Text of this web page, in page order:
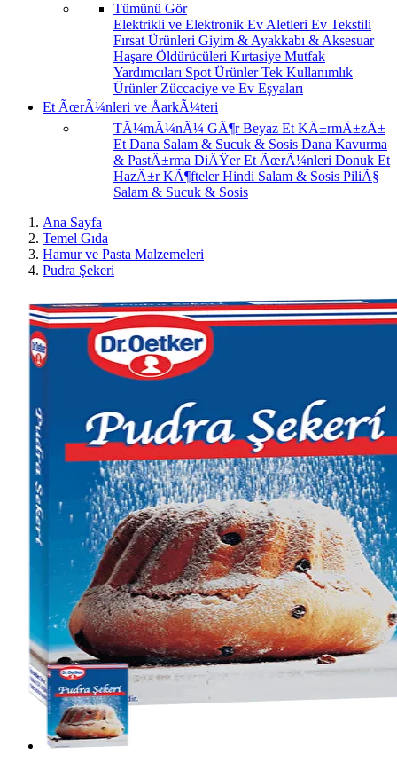
Tümünü Gör
Elektrikli ve Elektronik Ev Aletleri Ev Tekstili
Fırsat Ürünleri Giyim & Ayakkabı & Aksesuar
Haşare Öldürücüleri Kırtasiye Mutfak
Yardımcıları Spot ÜrünlerTek Kullanımlık
Ürünler Züccaciye ve Ev Eşyaları
Et ÃœrÃ¼nleri ve ÅarkÃ¼teri
TÃ¼mÃ¼nÃ¼ GÃ¶rBeyaz Et KÄ±rmÄ±zÄ±
Et Dana Salam & Sucuk & Sosis Dana Kavurma
& PastÄ±rma DiÄŸer Et ÃœrÃ¼nleri Donuk Et
HazÄ±r KÃ¶ftelerHindi Salam & Sosis PiliÃ§
Salam & Sucuk & Sosis
Ana Sayfa
Temel Gıda
Hamur ve Pasta Malzemeleri
Pudra Şekeri